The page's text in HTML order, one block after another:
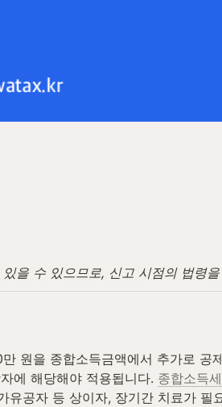
을 수 있으므로, 신고 시점의 법령
원을 종합소득금액에서 추가로 공
에 해당해야 적용됩니다. 종합소득
공자 등 상이자, 장기간 치료가 필